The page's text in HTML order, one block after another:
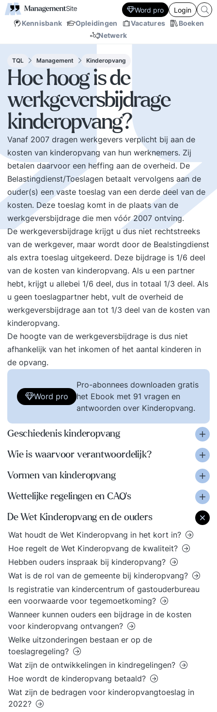
Kennisbank Opleidingen Vacatures
Boeken
Netwerk
Word pro Login
TQL Management Kinderopvang
Hoe hoog is de
werkgeversbijdrage
kinderopvang?
Vanaf 2007 dragen werkgevers verplicht bij aan de
kosten van kinderopvang van hun werknemers. Zij
betalen daarvoor een heffing aan de overheid. De
Belastingdienst/Toeslagen betaalt vervolgens aan de
ouder(s) een vaste toeslag van een derde deel van de
kosten. Deze toeslag komt in de plaats van de
werkgeversbijdrage die men vóór 2007 ontving.
De werkgeversbijdrage krijgt u dus niet rechtstreeks
van de werkgever, maar wordt door de Bealstingdienst
als extra toeslag uitgekeerd. Deze bijdrage is 1/6 deel
van de kosten van kinderopvang. Als u een partner
hebt, krijgt u allebei 1/6 deel, dus in totaal 1/3 deel. Als
u geen toeslagpartner hebt, vult de overheid de
werkgeversbijdrage aan tot 1/3 deel van de kosten van
kinderopvang.
De hoogte van de werkgeversbijdrage is dus niet
afhankelijk van het inkomen of het aantal kinderen in
de opvang.
Word pro
Pro-abonnees downloaden gratis
het Ebook met 91 vragen en
antwoorden over Kinderopvang.
Geschiedenis kinderopvang
Wie is waarvoor verantwoordelijk?
Vormen van kinderopvang
Wettelijke regelingen en CAO’s
De Wet Kinderopvang en de ouders
Wat houdt de Wet Kinderopvang in het kort in?
Hoe regelt de Wet Kinderopvang de kwaliteit?
Hebben ouders inspraak bij kinderopvang?
Wat is de rol van de gemeente bij kinderopvang?
Is registratie van kindercentrum of gastouderbureau
een voorwaarde voor tegemoetkoming?
Wanneer kunnen ouders een bijdrage in de kosten
voor kinderopvang ontvangen?
Welke uitzonderingen bestaan er op de
toeslagregeling?
Wat zijn de ontwikkelingen in kindregelingen?
Hoe wordt de kinderopvang betaald?
Wat zijn de bedragen voor kinderopvangtoeslag in
2022?